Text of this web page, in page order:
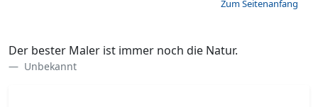
Zum Seitenanfang
Der bester Maler ist immer noch die Natur.
Unbekannt